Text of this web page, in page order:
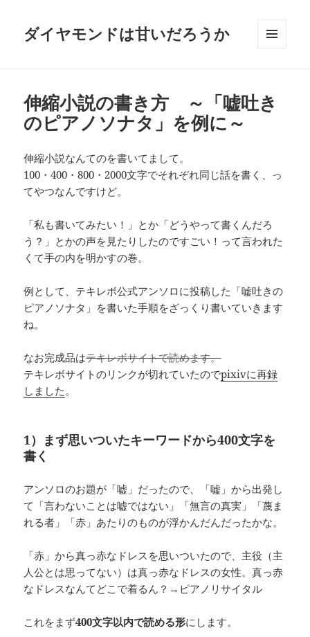
ダイヤモンドは甘いだろうか
伸縮小説の書き方 ～「嘘吐き
のピアノソナタ」を例に～
伸縮小説なんてのを書いてまして。
100・400・800・2000文字でそれぞれ同じ話を書く、っ
てやつなんですけど。
「私も書いてみたい！」とか「どうやって書くんだろ
う？」とかの声を見たりしたのですごい！って言われた
くて手の内を明かすの巻。
例として、テキレボ公式アンソロに投稿した「嘘吐きの
ピアノソナタ」を書いた手順をざっくり書いていきます
ね。
なお完成品はテキレボサイトで読めます。
テキレボサイトのリンクが切れていたのでpixivに再録
しました。
1）まず思いついたキーワードから400文字を
書く
アンソロのお題が「嘘」だったので、「嘘」から出発し
て「言わないことは嘘ではない」「無言の真実」「蔑ま
れる者」「赤」あたりのものが浮かんだんだったかな。
「赤」から真っ赤なドレスを思いついたので、主役（主
人公とは思ってない）は真っ赤なドレスの女性。真っ赤
なドレスなんてどこで着るん？→ピアノリサイタル
これをまず400文字以内で読める形にします。